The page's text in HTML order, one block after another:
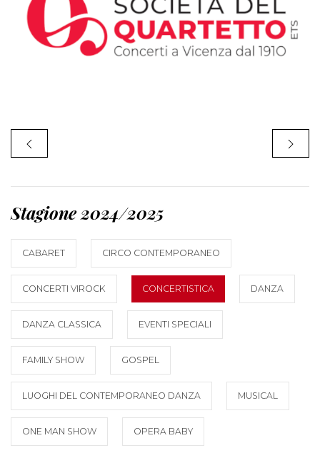
Stagione 2024/2025
CABARET CIRCO CONTEMPORANEO
CONCERTI VIROCK CONCERTISTICA DANZA
DANZA CLASSICA EVENTI SPECIALI
FAMILY SHOW GOSPEL
LUOGHI DEL CONTEMPORANEO DANZA MUSICAL
ONE MAN SHOW OPERA BABY